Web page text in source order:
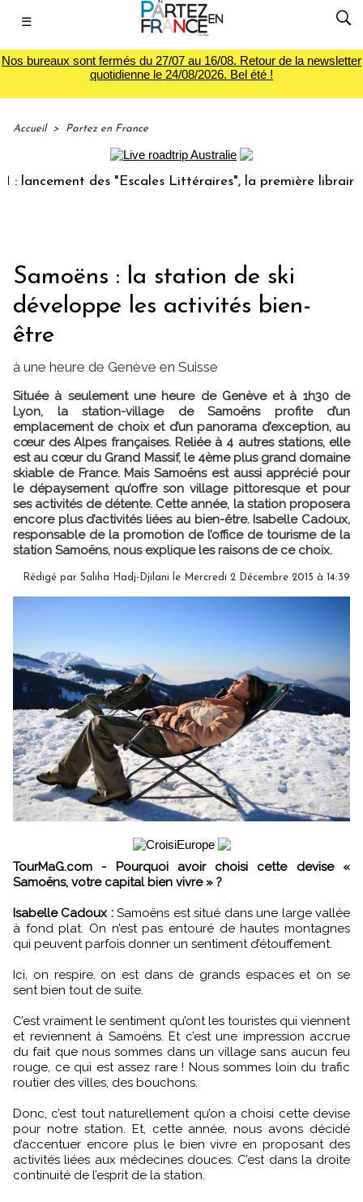
☰
Nos bureaux sont fermés du 27/07 au 16/08. Retour de la newsletter
quotidienne le 24/08/2026. Bel été !
Accueil > Partez en France
des "Escales Littéraires", la première librairie du
Samoëns : la station de ski
développe les activités bien-
être
à une heure de Genève en Suisse
Située à seulement une heure de Genève et à 1h30 de
Lyon, la station-village de Samoëns profite d’un
emplacement de choix et d’un panorama d’exception, au
cœur des Alpes françaises. Reliée à 4 autres stations, elle
est au cœur du Grand Massif, le 4ème plus grand domaine
skiable de France. Mais Samoëns est aussi apprécié pour
le dépaysement qu’offre son village pittoresque et pour
ses activités de détente. Cette année, la station proposera
encore plus d’activités liées au bien-être. Isabelle Cadoux,
responsable de la promotion de l’office de tourisme de la
station Samoëns, nous explique les raisons de ce choix.
Rédigé par Saliha Hadj-Djilani le Mercredi 2 Décembre 2015 à 14:39
TourMaG.com - Pourquoi avoir choisi cette devise «
Samoëns, votre capital bien vivre » ?
Isabelle Cadoux :Samoëns est situé dans une large vallée
à fond plat. On n’est pas entouré de hautes montagnes
qui peuvent parfois donner un sentiment d’étouffement.
Ici, on respire, on est dans de grands espaces et on se
sent bien tout de suite.
C’est vraiment le sentiment qu’ont les touristes qui viennent
et reviennent à Samoëns. Et c’est une impression accrue
du fait que nous sommes dans un village sans aucun feu
rouge, ce qui est assez rare ! Nous sommes loin du trafic
routier des villes, des bouchons.
Donc, c’est tout naturellement qu’on a choisi cette devise
pour notre station. Et, cette année, nous avons décidé
d’accentuer encore plus le bien vivre en proposant des
activités liées aux médecines douces. C’est dans la droite
continuité de l’esprit de la station.